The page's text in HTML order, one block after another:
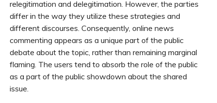
relegitimation and delegitimation. However, the parties
differ in the way they utilize these strategies and
different discourses. Consequently, online news
commenting appears as a unique part of the public
debate about the topic, rather than remaining marginal
flaming. The users tend to absorb the role of the public
as a part of the public showdown about the shared
issue.